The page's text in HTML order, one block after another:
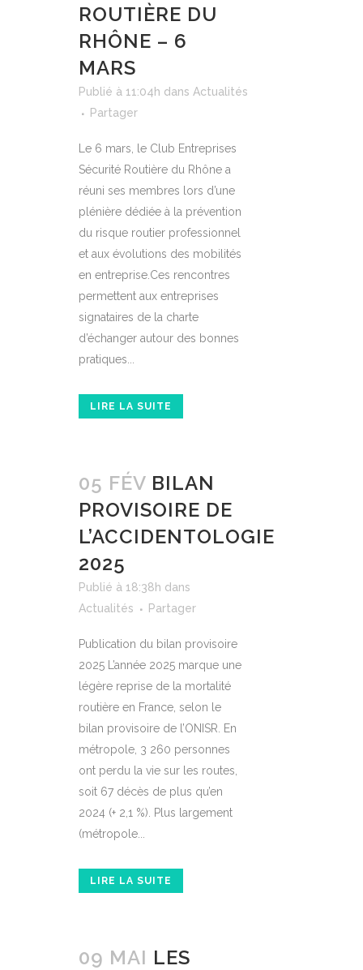
ROUTIÈRE DU
RHÔNE – 6
MARS
Publié à 11:04h dans Actualités
Partager
Le 6 mars, le Club Entreprises
Sécurité Routière du Rhône a
réuni ses membres lors d’une
plénière dédiée à la prévention
du risque routier professionnel
et aux évolutions des mobilités
en entreprise.Ces rencontres
permettent aux entreprises
signataires de la charte
d’échanger autour des bonnes
pratiques...
LIRE LA SUITE
05 FÉV BILAN
PROVISOIRE DE
L’ACCIDENTOLOGIE
2025
Publié à 18:38h dans
Actualités
Partager
Publication du bilan provisoire
2025 L’année 2025 marque une
légère reprise de la mortalité
routière en France, selon le
bilan provisoire de l’ONISR. En
métropole, 3 260 personnes
ont perdu la vie sur les routes,
soit 67 décès de plus qu’en
2024 (+ 2,1 %). Plus largement
(métropole...
LIRE LA SUITE
09 MAI LES